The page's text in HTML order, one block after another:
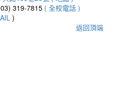
319-7815 ( 全校電話 )
)
返回頂端